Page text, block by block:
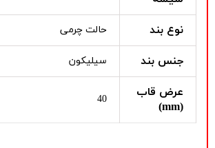
نوع بند حالت چرمی
جنس بند سیلیکون
عرض قاب
(mm)
40